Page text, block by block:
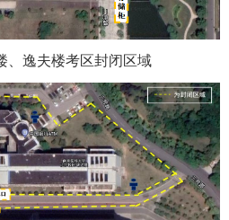
、逸夫楼考区封闭区域